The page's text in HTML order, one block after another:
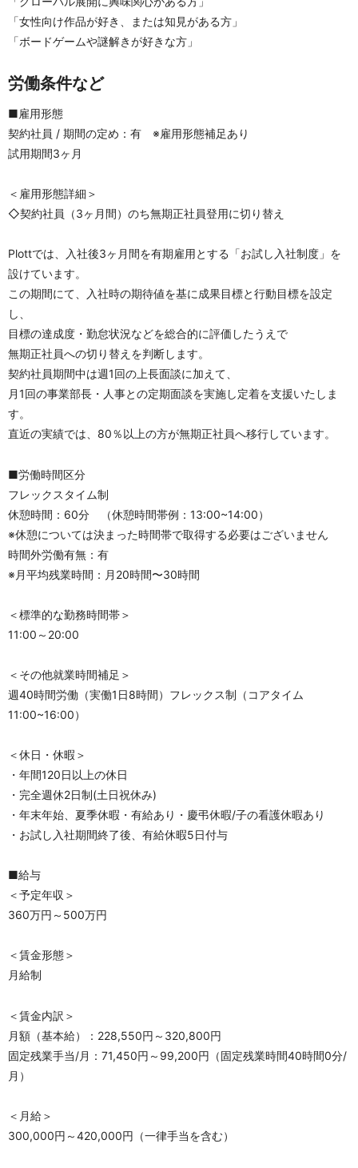
「女性向け作品が好き、または知見がある方」
「ボードゲームや謎解きが好きな方」
労働条件など
■雇用形態
契約社員 / 期間の定め：有　※雇用形態補足あり
試用期間3ヶ月
＜雇用形態詳細＞
◇契約社員（3ヶ月間）のち無期正社員登用に切り替え
Plottでは、入社後3ヶ月間を有期雇用とする「お試し入社制度」を
設けています。
この期間にて、入社時の期待値を基に成果目標と行動目標を設定
し、
目標の達成度・勤怠状況などを総合的に評価したうえで
無期正社員への切り替えを判断します。
契約社員期間中は週1回の上長面談に加えて、
月1回の事業部長・人事との定期面談を実施し定着を支援いたしま
す。
直近の実績では、80％以上の方が無期正社員へ移行しています。
■労働時間区分
フレックスタイム制
休憩時間：60分　（休憩時間帯例：13:00~14:00）
※休憩については決まった時間帯で取得する必要はございません
時間外労働有無：有
※月平均残業時間：月20時間〜30時間
＜標準的な勤務時間帯＞
11:00～20:00
＜その他就業時間補足＞
週40時間労働（実働1日8時間）フレックス制（コアタイム
11:00~16:00）
＜休日・休暇＞
・年間120日以上の休日
・完全週休2日制(土日祝休み)
・年末年始、夏季休暇・有給あり・慶弔休暇/子の看護休暇あり
・お試し入社期間終了後、有給休暇5日付与
■給与
＜予定年収＞
360万円～500万円
＜賃金形態＞
月給制
＜賃金内訳＞
月額（基本給）：228,550円～320,800円
固定残業手当/月：71,450円～99,200円（固定残業時間40時間0分/
月）
＜月給＞
300,000円～420,000円（一律手当を含む）